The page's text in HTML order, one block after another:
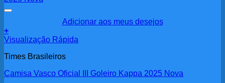
Adicionar aos meus desejos
+
Este
tem
variantes.
Visualização Rápida
Times Brasileiros
Camisa Vasco Oficial III Goleiro Kappa 2025 Nova